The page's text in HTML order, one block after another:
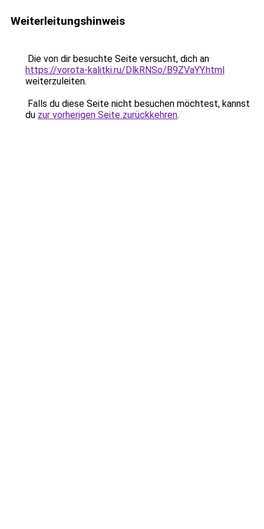
Weiterleitungshinweis
Die von dir besuchte Seite versucht, dich an
https://vorota-kalitki.ru/DlkRNSo/B9ZVaYY.html
weiterzuleiten.
Falls du diese Seite nicht besuchen möchtest, kannst
du zur vorherigen Seite zurückkehren.